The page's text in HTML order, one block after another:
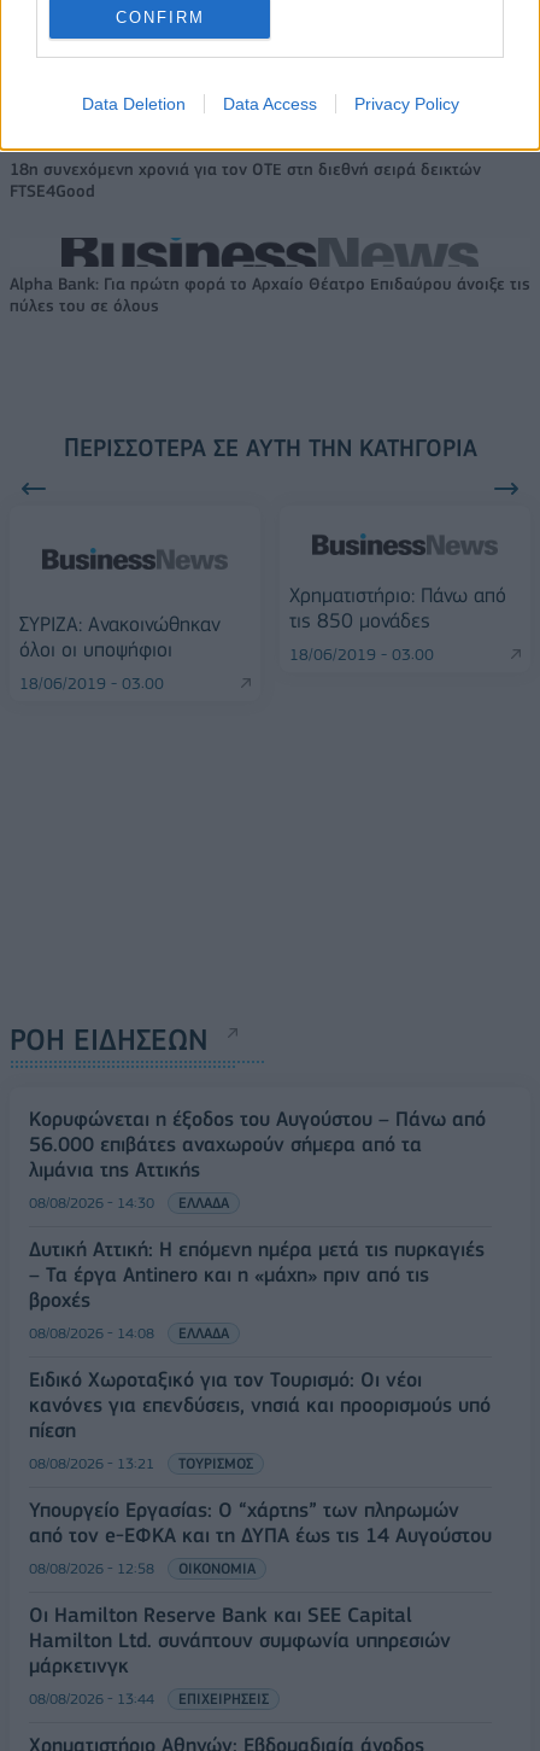
CONFIRM
Data Deletion Data Access Privacy Policy
Το FIAT 500 Hybrid τώρα από
18.990 ευρώ
συνεργασίας τους μέχρι το
18η συνεχόμενη χρονιά για τον ΟΤΕ στη διεθνή σειρά δεικτών
FTSE4Good
Alpha Bank: Για πρώτη φορά το Αρχαίο Θέατρο Επιδαύρου άνοιξε τις
πύλες του σε όλους
ΠΕΡΙΣΣΌΤΕΡΑ ΣΕ ΑΥΤΉ ΤΗΝ ΚΑΤΗΓΟΡΊΑ
ΣΥΡΙΖΑ: Ανακοινώθηκαν
όλοι οι υποψήφιοι
18/06/2019 - 03:00
Χρηματιστήριο: Πάνω από
τις 850 μονάδες
18/06/2019 - 03:00
ΡΟΗ ΕΙΔΗΣΕΩΝ
Κορυφώνεται η έξοδος του Αυγούστου – Πάνω από
56.000 επιβάτες αναχωρούν σήμερα από τα
λιμάνια της Αττικής
08/08/2026 - 14:30 ΕΛΛΑΔΑ
Δυτική Αττική: Η επόμενη ημέρα μετά τις πυρκαγιές
– Τα έργα Antinero και η «μάχη» πριν από τις
βροχές
08/08/2026 - 14:08 ΕΛΛΑΔΑ
Ειδικό Χωροταξικό για τον Τουρισμό: Οι νέοι
κανόνες για επενδύσεις, νησιά και προορισμούς υπό
πίεση
08/08/2026 - 13:21 ΤΟΥΡΙΣΜΟΣ
Υπουργείο Εργασίας: Ο “χάρτης” των πληρωμών
από τον e-ΕΦΚΑ και τη ΔΥΠΑ έως τις 14 Αυγούστου
08/08/2026 - 12:58 ΟΙΚΟΝΟΜΙΑ
Οι Hamilton Reserve Bank και SEE Capital
Hamilton Ltd. συνάπτουν συμφωνία υπηρεσιών
μάρκετινγκ
08/08/2026 - 13:44 ΕΠΙΧΕΙΡΗΣΕΙΣ
Χρηματιστήριο Αθηνών: Εβδομαδιαία άνοδος